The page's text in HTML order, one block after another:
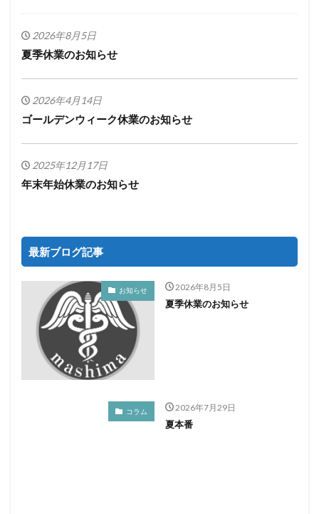
2026年8月5日
夏季休業のお知らせ
2026年4月14日
ゴールデンウィーク休業のお知らせ
2025年12月17日
年末年始休業のお知らせ
最新ブログ記事
お知らせ 2026年8月5日
夏季休業のお知らせ
コラム 2026年7月29日
夏本番